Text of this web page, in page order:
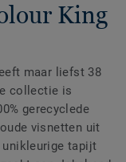
King
maar liefst 38
collectie is
gerecyclede
visnetten uit
unikleurige tapijt